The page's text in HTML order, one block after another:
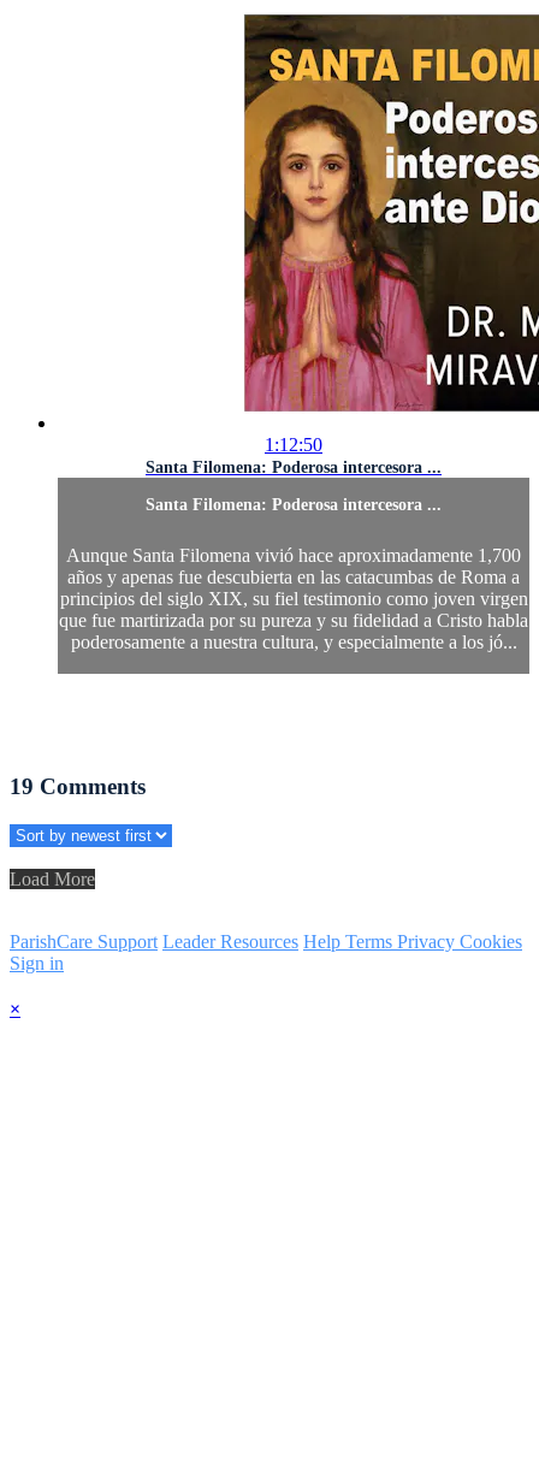
1:12:50
Santa Filomena: Poderosa intercesora ...
Santa Filomena: Poderosa intercesora ...
Aunque Santa Filomena vivió hace aproximadamente 1,700
años y apenas fue descubierta en las catacumbas de Roma a
principios del siglo XIX, su fiel testimonio como joven virgen
que fue martirizada por su pureza y su fidelidad a Cristo habla
poderosamente a nuestra cultura, y especialmente a los jó...
19 Comments
Load More
ParishCare Support Leader Resources Help Terms Privacy Cookies
Sign in
×